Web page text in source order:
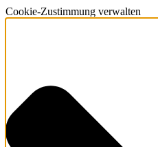
Cookie-Zustimmung verwalten